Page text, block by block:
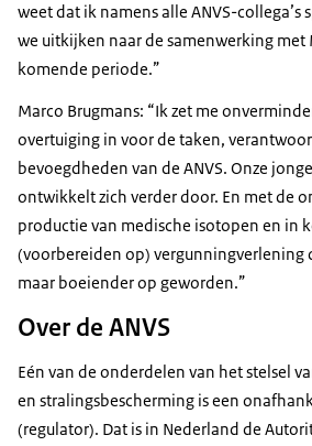
weet dat ik namens alle ANVS-collega’s
we uitkijken naar de samenwerking met
komende periode.”
Marco Brugmans: “Ik zet me
overtuiging in voor de taken,
bevoegdheden van de ANVS. Onze
ontwikkelt zich verder door. En met de
productie van medische isotopen en in
(voorbereiden op) vergunningverlening
maar boeiender op geworden.”
Over de ANVS
Eén van de onderdelen van het stelsel
en stralingsbescherming is een
(regulator). Dat is in Nederland de